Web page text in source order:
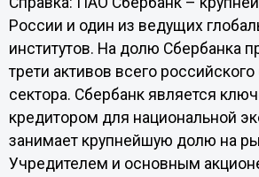
России и один из ведущих
институтов. На долю Сбербанка
трети активов всего
сектора. Сбербанк является
кредитором для национальной
занимает крупнейшую долю на
Учредителем и основным